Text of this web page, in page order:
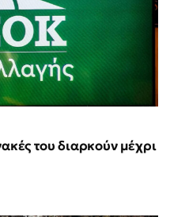
του διαρκούν μέχρι